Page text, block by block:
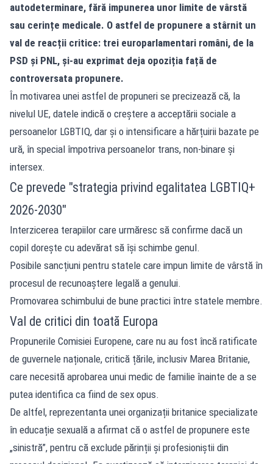
autodeterminare, fără impunerea unor limite de vârstă
sau cerințe medicale. O astfel de propunere a stârnit un
val de reacții critice: trei europarlamentari români, de la
PSD și PNL, și-au exprimat deja opoziția față de
controversata propunere.
În motivarea unei astfel de propuneri se precizează că, la
nivelul UE, datele indică o creștere a acceptării sociale a
persoanelor LGBTIQ, dar și o intensificare a hărțuirii bazate pe
ură, în special împotriva persoanelor trans, non-binare și
intersex.
Ce prevede "strategia privind egalitatea LGBTIQ+
2026-2030"
Interzicerea terapiilor care urmăresc să confirme dacă un
copil dorește cu adevărat să își schimbe genul.
Posibile sancțiuni pentru statele care impun limite de vârstă în
procesul de recunoaștere legală a genului.
Promovarea schimbului de bune practici între statele membre.
Val de critici din toată Europa
Propunerile Comisiei Europene, care nu au fost încă ratificate
de guvernele naționale, critică țările, inclusiv Marea Britanie,
care necesită aprobarea unui medic de familie înainte de a se
putea identifica ca fiind de sex opus.
De altfel, reprezentanta unei organizații britanice specializate
în educație sexuală a afirmat că o astfel de propunere este
„sinistră”, pentru că exclude părinții și profesioniștii din